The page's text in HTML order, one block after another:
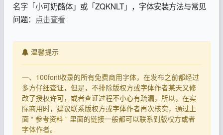
名字「小可奶酪体」或「ZQKNLT」，字体安装方法与常见
问题： 点击查看
温馨提示
一、100font收录的所有免费商用字体，在发布之前都经过
多方仔细查证，但是，不排除版权方或字体作者某天又修
改了授权许可，或者查证过程不小心有疏漏，所以，在实
际商用时，建议联系版权方或字体作者再次核实，通过上
面 “ 参考资料 ” 里面的链接一般都可以联系到版权方或者
字体作者。